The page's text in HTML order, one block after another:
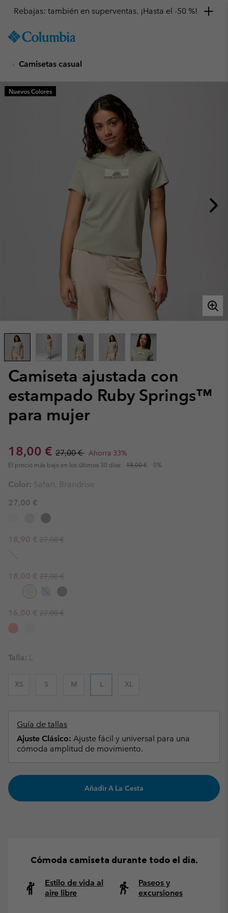
TO
SKIP
MAIN
NAV
Rebajas: también en superventas. ¡Hasta el -50 %!
Camisetas casual
Camiseta ajustada con
estampado Ruby Springs™
para mujer
Sale price:
18,00 € Regular price:
27,00 € Ahorra 33%
El precio más bajo en los últimos 30 días: 18,00 € 0%
Nuevos Colores
Color: Safari, Brandrise
27,00 €
Sale price:
18,90 € Regular price:
27,00 €
Sale price:
18,00 € Regular price:
27,00 €
Sale price:
16,00 € Regular price:
27,00 €
Talla:
XS S M L XL
Guía de tallas
Ajuste Clásico: Ajuste fácil y universal para una
cómoda amplitud de movimiento.
Añadir A La Cesta
Cómoda camiseta durante todo el día.
Estilo de vida al
aire libre
Paseos y
excursiones